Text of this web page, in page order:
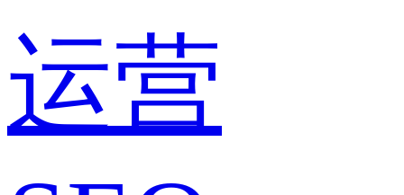
运营